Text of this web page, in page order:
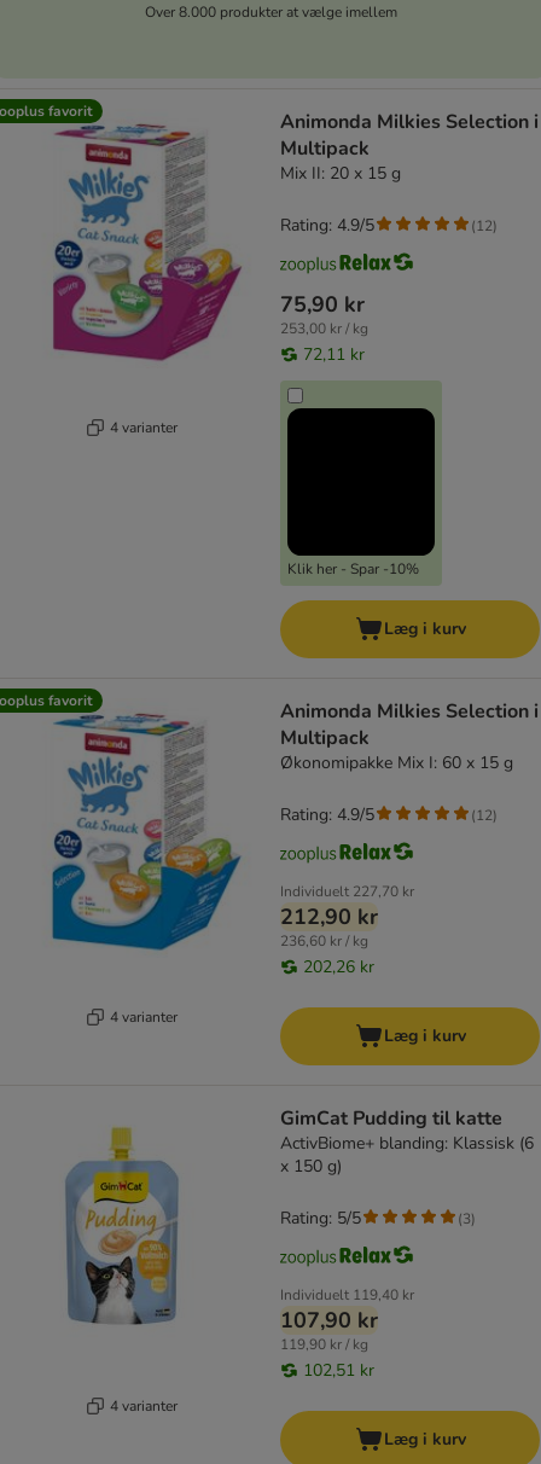
Over 8.000 produkter at vælge imellem
favorit
4 varianter
Animonda Milkies Selection i
Multipack
Mix II: 20 x 15 g
75,90 kr
253,00 kr / kg
72,11 kr
Klik her - Spar -10%
Rating: 4.9/5 (12)
Læg i kurv
favorit
4 varianter
Animonda Milkies Selection i
Multipack
Økonomipakke Mix I: 60 x 15 g
Individuelt 227,70 kr
212,90 kr
236,60 kr / kg
202,26 kr
Rating: 4.9/5 (12)
Læg i kurv
4 varianter
GimCat Pudding til katte
ActivBiome+ blanding: Klassisk (6
x 150 g)
Individuelt 119,40 kr
107,90 kr
119,90 kr / kg
102,51 kr
Rating: 5/5 (3)
Læg i kurv